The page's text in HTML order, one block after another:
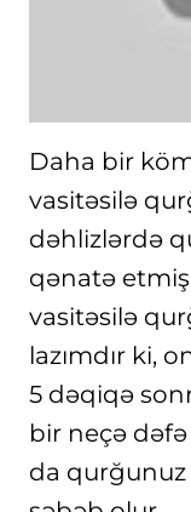
Daha bir
vasitəsilə
dəhlizlərdə
qənatə
vasitəsilə
lazımdır ki,
5 dəqiqə
bir neçə dəfə
da qurğunuz